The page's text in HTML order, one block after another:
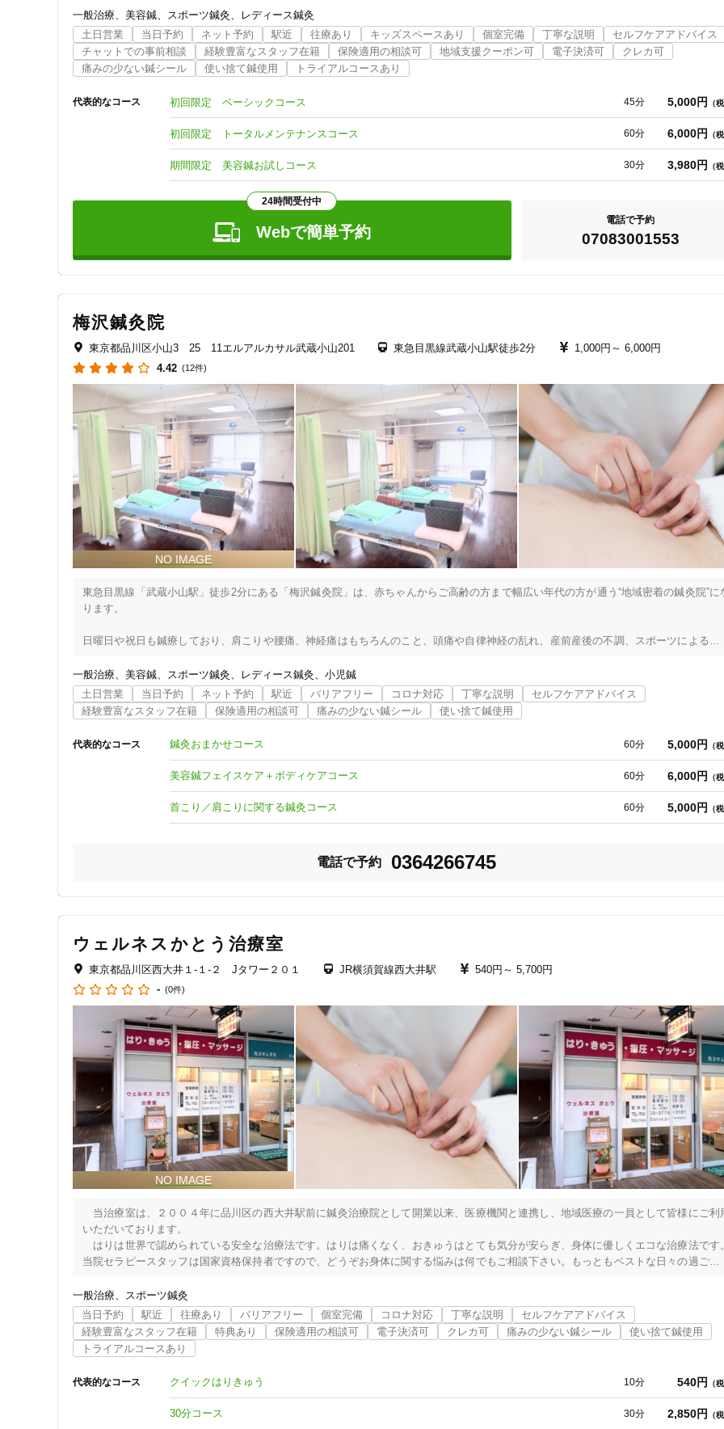
住所 変更する
ジャンル
一般治療 レディー
特徴・キーワード
通院手段の特徴
駐車場あり
設備の特徴
キッズスペースあり バリアフリー 個室完備
女性向けの特徴
女性スタッフ在籍 女性限定
接客・サービスの特徴
コロナ対応 オンラインサポートあり 丁寧な説明
チャットでの事前相談 カルテ共有 経験豊富なスタッフ在籍
施術の特徴
痛みの少ない鍼シール 使い捨て鍼使用 トライアルコースあり
特典あり 保険適用の相談可 地域支援クーポン可
おすすめコース
初回限定！
ベーシックコース 　45分
指圧マッサージ+矯正(+鍼治療)
通常価格5,500円→4,500円
トータルメンテナンスコース　60分
顔、頭部マッサージ+美容鍼
一般治療 美容鍼 スポーツ鍼灸
レディース鍼灸
土日営業
当日予約 ネット予約 駅近 往療あり キッズスペースあり 個室完備 丁寧な説明
セルフケアアドバイス
チャットでの事前相談
経験豊富なスタッフ在籍 保険適用の相談可 地域支援クーポン可 電子決済可
クレカ可
痛みの少ない鍼シール
使い捨て鍼使用 トライアルコースあり
代表的なコース 初回限定 ベーシックコース 45分 5,000円 （
初回限定 トータルメンテナンスコース 60分 6,000円 （
期間限定 美容鍼お試しコース 30分 3,980円 （
24時間受付中
Webで簡単予約
電話で予約
07083001553
梅沢鍼灸院
東京都品川区小山3゠25゠11エルアルカサル武蔵小山201 東急目黒線武蔵小山駅徒歩2分 1,000円～ 6,000円
4.42 (12件)
東急目黒線「武蔵小山駅」徒歩2分にある「梅沢鍼灸院」は、赤ちゃんからご高齢の方まで幅広い年代の方が通う“地域密着の鍼灸院”に
ります。
日曜日や祝日も鍼療しており、肩こりや腰痛、神経痛はもちろんのこと、頭痛や自律神経の乱れ、産前産後の不調、スポーツによる痛み
当院は「丁寧なカウンセリング」と「一人ひとりの体に合わせた専門的な鍼灸施術」を特徴として、まずはじっくりお話を伺い、生活ス
タイルや体質、症状の背景を丁寧に把握し、オーダーメイドの施術を行っていきます。
初めての方にもリラックスして安心して施術を受けていただけるよう心がけています。
日常の忙しいの中でお身体の不調や疲れを感じた時、ふと思い出してもらえるような、あたたかい場所でありたいと思っています。「ど
一般治療 美容鍼 スポーツ鍼灸 レディース鍼灸
小児鍼
土日営業
当日予約 ネット予約 駅近 バリアフリー コロナ対応 丁寧な説明
セルフケアアドバイス
経験豊富なスタッフ在籍
保険適用の相談可 痛みの少ない鍼シール 使い捨て鍼使用
代表的なコース 鍼灸おまかせコース 60分 5,000円 （
美容鍼フェイスケア＋ボディケアコース 60分 6,000円 （
首こり／肩こりに関する鍼灸コース 60分 5,000円 （
電話で予約 0364266745
ウェルネスかとう治療室
東京都品川区西大井１-１-２ Jタワー２０１ JR横須賀線西大井駅 540円～ 5,700円
- (0件)
当治療室は、２００４年に品川区の西大井駅前に鍼灸治療院として開業以来、医療機関と連携し、地域医療の一員として皆様にご利
いただいております。
はりは世界で認められている安全な治療法です。はりは痛くなく、おきゅうはとても気分が安らぎ、身体に優しくエコな治療法です。
当院セラピースタッフは国家資格保持者ですので、どうぞお身体に関する悩みは何でもご相談下さい。もっともベストな日々の過ごし方
このような症状でお悩みの方に当院の治療は適しています。
頭痛、首の痛み、肩こり、五十肩、手足の痛み・しびれ、背中の痛み、腰痛、ギックリ腰、股関節痛、膝の痛み、寝ちがい、不眠、疲労
倦怠感
一般治療
スポーツ鍼灸
当日予約
駅近 往療あり バリアフリー 個室完備 コロナ対応 丁寧な説明
セルフケアアドバイス
経験豊富なスタッフ在籍
特典あり 保険適用の相談可 電子決済可 クレカ可 痛みの少ない鍼シール
使い捨て鍼使用
トライアルコースあり
代表的なコース クイックはりきゅう 10分 540円 （
30分コース 30分 2,850円 （
「健康にはりを見た」